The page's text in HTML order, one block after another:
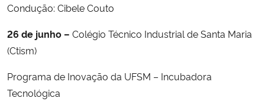
Condução: Cibele Couto
26 de junho – Colégio Técnico Industrial de Santa Maria
(Ctism)
Programa de Inovação da UFSM – Incubadora
Tecnológica